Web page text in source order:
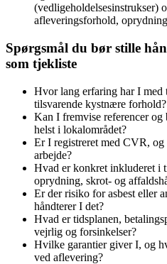
(vedligeholdelsesinstrukser)
afleveringsforhold,
Spørgsmål du bør stille
som tjekliste
Hvor lang erfaring har I
tilsvarende kystnære forhold?
Kan I fremvise referencer
helst i lokalområdet?
Er I registreret med CVR,
arbejde?
Hvad er konkret inkluderet i
oprydning, skrot- og
Er der risiko for asbest eller
håndterer I det?
Hvad er tidsplanen,
vejrlig og forsinkelser?
Hvilke garantier giver I, og
ved aflevering?